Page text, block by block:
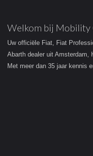
Welkom bij Mobility
Uw officiële Fiat, Fiat
Abarth dealer uit Amsterdam,
Met meer dan 35 jaar kennis